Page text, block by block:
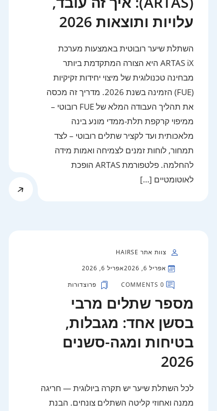
עלויות ותוצאות 2026
השתלת שיער רובוטית באמצעות מערכת
ARTAS iX היא הצורה המתקדמת ביותר
מבחינה טכנולוגית של מיצוי יחידות זקיקיות
(FUE) הזמינה בשנת 2026. מדריך זה מכסה
את תהליך העבודה המלא של FUE רובוטי –
ממיפוי קרקפת תלת-ממדי מונע בינה
מלאכותית ועד לקציר שתלים רובוטי – לצד
תמחור, לוחות זמנים לצמיחה ואמות מידה
להחלמה. פלטפורמת ARTAS הופכת
לאוטומטיים […]
צוות אתר HAIRSE
אפריל 6, 2026
אפריל 6, 2026
0 COMMENTS
פרוצדורות
מספר שתלים מרבי
בסשן אחד: מגבלות,
בטיחות ומגה-סשנים
2026
לכל השתלת שיער יש תקרה ביולוגית — חריגה
ממנה ואחוזי קליטה השתלים צונחים. הבנת